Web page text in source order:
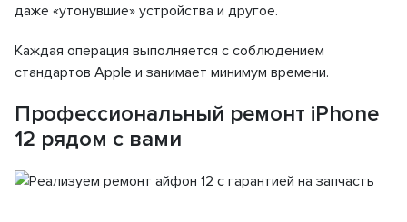
даже «утонувшие» устройства и другое.
Каждая операция выполняется с соблюдением
стандартов Apple и занимает минимум времени.
Профессиональный ремонт iPhone
12 рядом с вами